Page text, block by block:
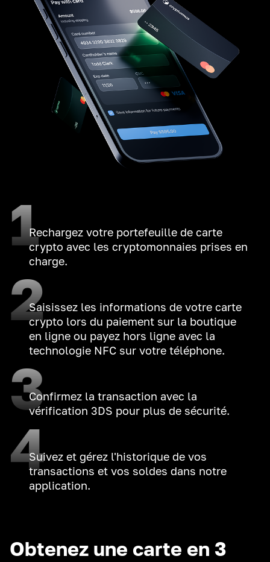
1Rechargez votre portefeuille de carte
crypto avec les cryptomonnaies prises en
charge.
2Saisissez les informations de votre carte
crypto lors du paiement sur la boutique
en ligne ou payez hors ligne avec la
technologie NFC sur votre téléphone.
3Confirmez la transaction avec la
vérification 3DS pour plus de sécurité.
4Suivez et gérez l'historique de vos
transactions et vos soldes dans notre
application.
Obtenez une carte en 3